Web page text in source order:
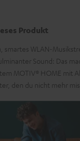
Produkt
smartes WLAN-
Sound: Das
MOTIV® HOME mit
den du nicht mehr